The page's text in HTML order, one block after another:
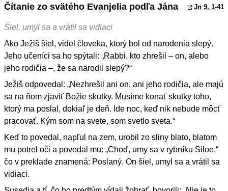
Čítanie zo svätého Evanjelia podľa Jána Jn 9, 1-41
Šiel, umyl sa a vrátil sa vidiaci
Ako Ježiš šiel, videl človeka, ktorý bol od narodenia slepý.
Jeho učeníci sa ho spýtali: „Rabbi, kto zhrešil – on, alebo
jeho rodičia –, že sa narodil slepý?“
Ježiš odpovedal: „Nezhrešil ani on, ani jeho rodičia, ale majú
sa na ňom zjaviť Božie skutky. Musíme konať skutky toho,
ktorý ma poslal, dokiaľ je deň. Ide noc, keď nik nebude môcť
pracovať. Kým som na svete, som svetlo sveta.“
Keď to povedal, napľul na zem, urobil zo sliny blato, blatom
mu potrel oči a povedal mu: „Choď, umy sa v rybníku Siloe,“
čo v preklade znamená: Poslaný. On šiel, umyl sa a vrátil sa
vidiaci.